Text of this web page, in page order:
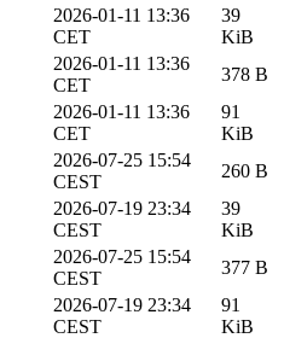
2026-01-11 13:36
CET
39
KiB
2026-01-11 13:36
CET
378 B
2026-01-11 13:36
CET
91
KiB
2026-07-25 15:54
CEST
260 B
2026-07-19 23:34
CEST
39
KiB
2026-07-25 15:54
CEST
377 B
2026-07-19 23:34
CEST
91
KiB